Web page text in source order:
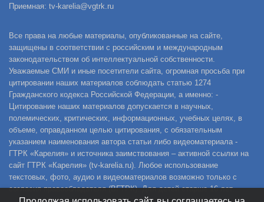
Приемная: tv-karelia@vgtrk.ru
Все права на любые материалы, опубликованные на сайте,
защищены в соответствии с российским и международным
законодательством об интеллектуальной собственности.
Уважаемые СМИ и иные посетители сайта, огромная просьба при
цитировании наших материалов соблюдать статью 1274
Гражданского кодекса Российской Федерации, а именно: -
Цитирование наших материалов допускается в научных,
полемических, критических, информационных, учебных целях, в
объеме, оправданном целью цитирования, с обязательным
указанием наименования автора статьи либо видеоматериала -
ГТРК «Карелия» и источника заимствования – активной ссылки на
сайт ГТРК «Карелия» (tv-karelia.ru). Любое использование
текстовых, фото, аудио и видеоматериалов возможно только с
согласия правообладателя (ВГТРК). Для детей старше 16 лет.